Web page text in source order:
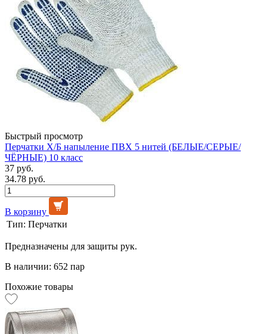
Быстрый просмотр
Перчатки Х/Б напыление ПВХ 5 нитей (БЕЛЫЕ/СЕРЫЕ/
ЧЁРНЫЕ) 10 класс
37 руб.
34.78 руб.
В корзину
Тип: Перчатки
Предназначены для защиты рук.
В наличии: 652 пар
Похожие товары